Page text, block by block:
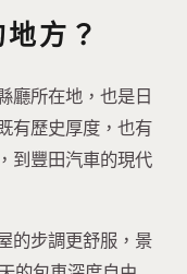
方？
廳所在地，也是日
有歷史厚度，也有
到豐田汽車的現代
的步調更舒服，景